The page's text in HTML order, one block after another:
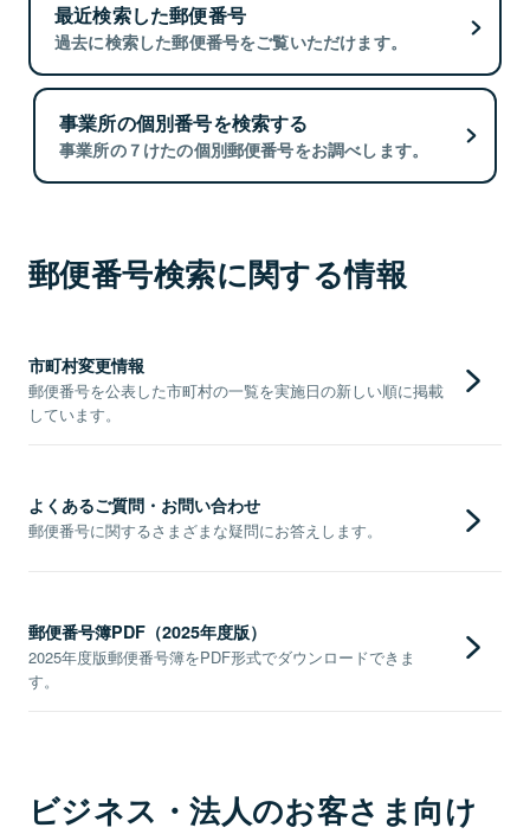
最近検索した郵便番号
過去に検索した郵便番号をご覧いただけます。
事業所の個別番号を検索する
事業所の７けたの個別郵便番号をお調べします。
郵便番号検索に関する情報
市町村変更情報
郵便番号を公表した市町村の一覧を実施日の新しい順に掲載
しています。
よくあるご質問・お問い合わせ
郵便番号に関するさまざまな疑問にお答えします。
郵便番号簿PDF（2025年度版）
2025年度版郵便番号簿をPDF形式でダウンロードできま
す。
ビジネス・法人のお客さま向け